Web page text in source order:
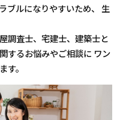
ルになりやすいため、
生
調査士、宅建士、建築士と
するお悩みやご相談に ワン
す。